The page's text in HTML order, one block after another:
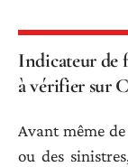
Indicateur de
à vérifier sur
Avant même
ou des